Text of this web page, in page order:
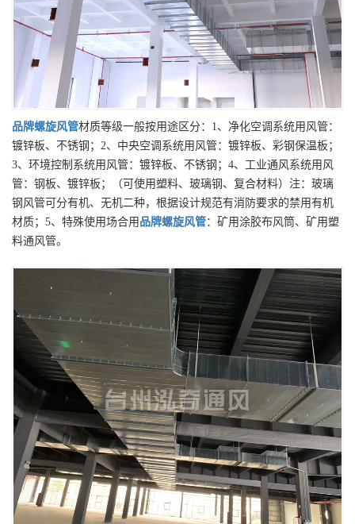
品牌螺旋风管材质等级一般按用途区分：1、净化空调系统用风管：
镀锌板、不锈钢；2、中央空调系统用风管：镀锌板、彩钢保温板；
3、环境控制系统用风管：镀锌板、不锈钢；4、工业通风系统用风
管：钢板、镀锌板；（可使用塑料、玻璃钢、复合材料）注：玻璃
钢风管可分有机、无机二种，根据设计规范有消防要求的禁用有机
材质；5、特殊使用场合用 品牌螺旋风管：矿用涂胶布风筒、矿用塑
料通风管。